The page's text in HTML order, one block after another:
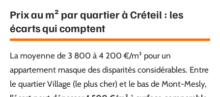
Prix au m² par quartier à Créteil : les
écarts qui comptent
La moyenne de 3 800 à 4 200 €/m² pour un
appartement masque des disparités considérables. Entre
le quartier Village (le plus cher) et le bas de Mont-Mesly,